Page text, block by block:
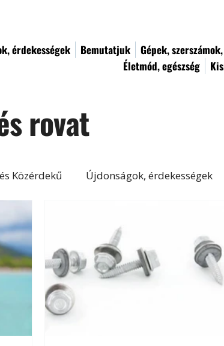
érdekességek Bemutatjuk Gépek,
Életmód, egészség
rovat
Közérdekű Újdonságok, érdekességek
lakberendezés Életmód, egészség
Hobby Általános Információs oldal